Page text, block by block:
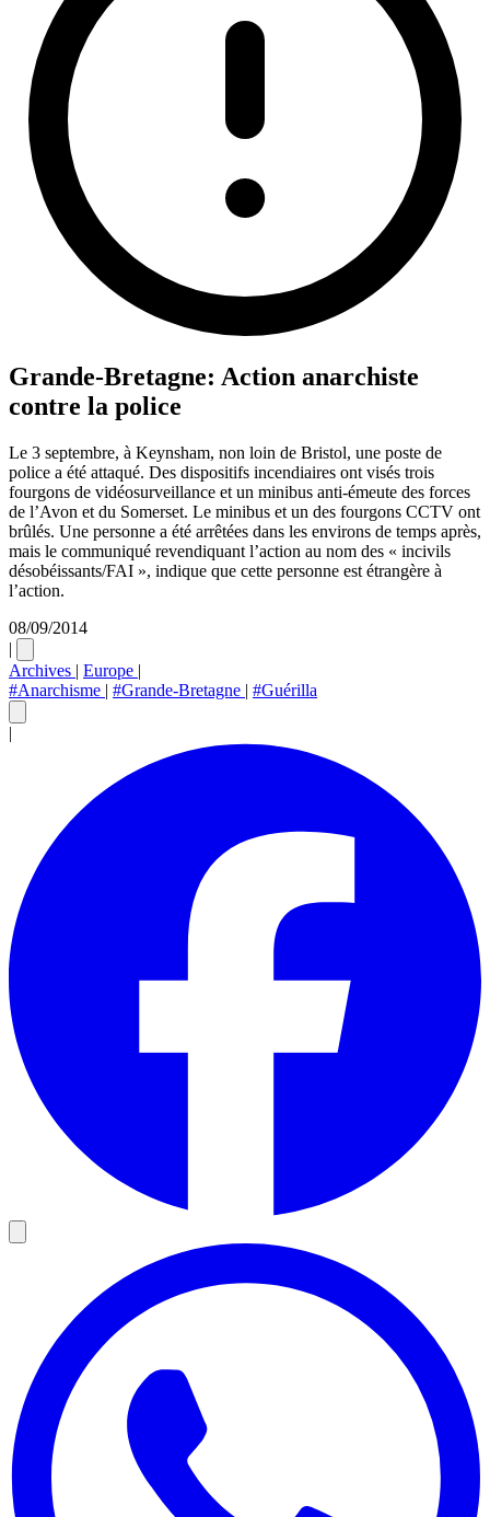
Grande-Bretagne: Action anarchiste
contre la police
Le 3 septembre, à Keynsham, non loin de Bristol, une poste de
police a été attaqué. Des dispositifs incendiaires ont visés trois
fourgons de vidéosurveillance et un minibus anti-émeute des forces
de l’Avon et du Somerset. Le minibus et un des fourgons CCTV ont
brûlés. Une personne a été arrêtées dans les environs de temps après,
mais le communiqué revendiquant l’action au nom des « incivils
désobéissants/FAI », indique que cette personne est étrangère à
l’action.
08/09/2014
|
Archives | Europe |
#Anarchisme | #Grande-Bretagne | #Guérilla
|